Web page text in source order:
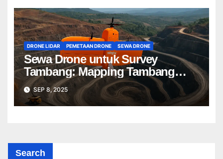
DRONE LIDAR PEMETAAN DRONE SEWA DRONE
Sewa Drone untuk Survey
Tambang: Mapping Tambang
Profesional Lebih Cepat & Akurat
SEP 8, 2025
Search